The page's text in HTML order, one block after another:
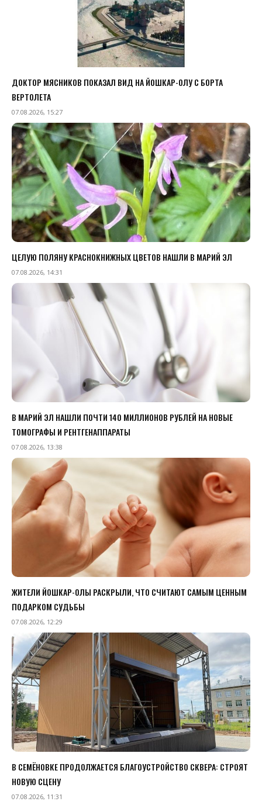
ДОКТОР МЯСНИКОВ ПОКАЗАЛ ВИД НА ЙОШКАР-ОЛУ С БОРТА
ВЕРТОЛЕТА
07.08.2026, 15:27
ЦЕЛУЮ ПОЛЯНУ КРАСНОКНИЖНЫХ ЦВЕТОВ НАШЛИ В МАРИЙ ЭЛ
07.08.2026, 14:31
В МАРИЙ ЭЛ НАШЛИ ПОЧТИ 140 МИЛЛИОНОВ РУБЛЕЙ НА НОВЫЕ
ТОМОГРАФЫ И РЕНТГЕНАППАРАТЫ
07.08.2026, 13:38
ЖИТЕЛИ ЙОШКАР-ОЛЫ РАСКРЫЛИ, ЧТО СЧИТАЮТ САМЫМ ЦЕННЫМ
ПОДАРКОМ СУДЬБЫ
07.08.2026, 12:29
В СЕМЁНОВКЕ ПРОДОЛЖАЕТСЯ БЛАГОУСТРОЙСТВО СКВЕРА: СТРОЯТ
НОВУЮ СЦЕНУ
07.08.2026, 11:31